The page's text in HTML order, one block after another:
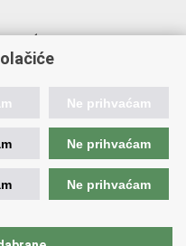
kriminaliteta
Ne prihvaćam
Ne prihvaćam
Ne prihvaćam